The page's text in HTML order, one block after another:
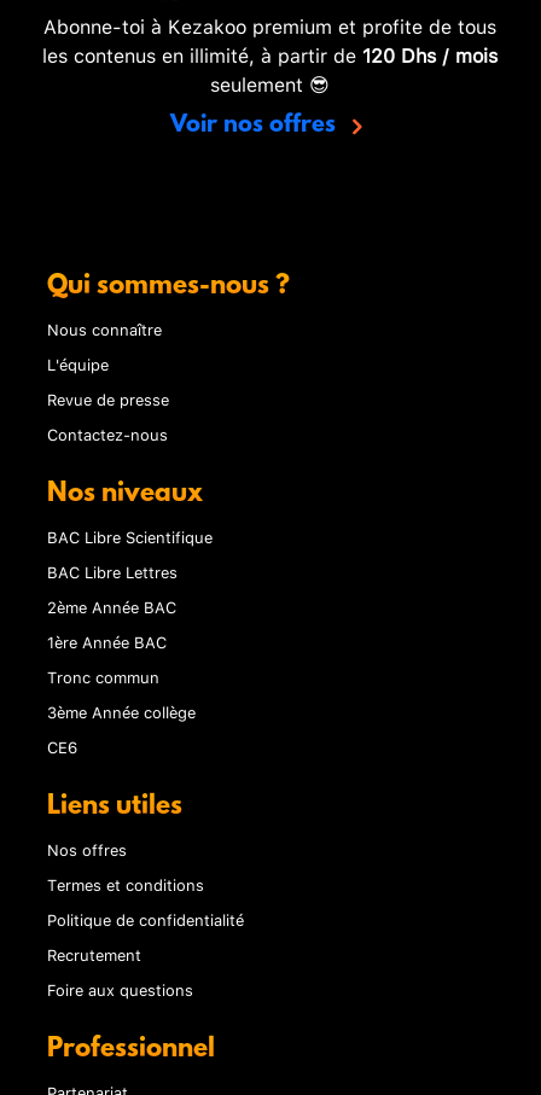
Abonne-toi à Kezakoo premium et profite de tous
les contenus en illimité, à partir de 120 Dhs / mois
seulement 😎
Voir nos offres
Qui sommes-nous ?
Nous connaître
L'équipe
Revue de presse
Contactez-nous
Nos niveaux
BAC Libre Scientifique
BAC Libre Lettres
2ème Année BAC
1ère Année BAC
Tronc commun
3ème Année collège
CE6
Liens utiles
Nos offres
Termes et conditions
Politique de confidentialité
Recrutement
Foire aux questions
Professionnel